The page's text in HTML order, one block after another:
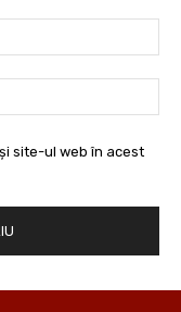
site-ul web în acest